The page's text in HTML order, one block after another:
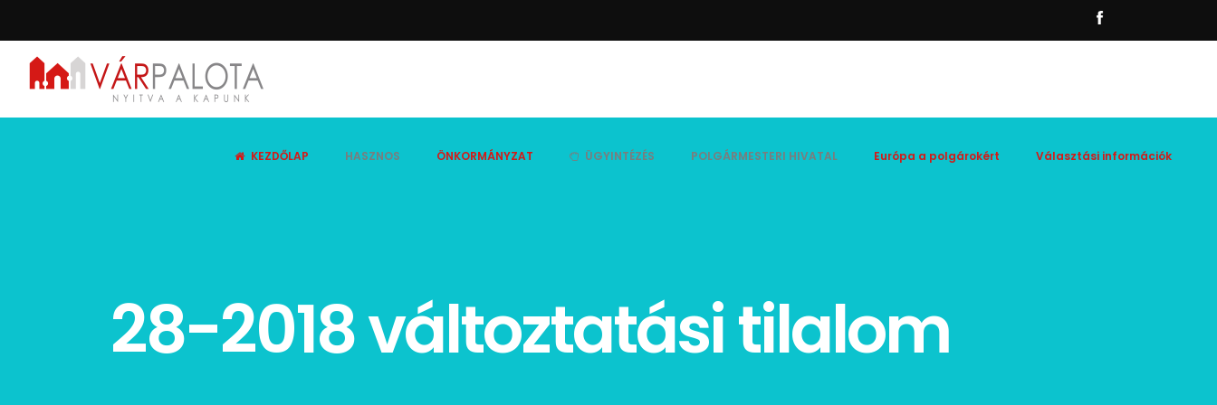
KEZDŐLAP HASZNOS ÖNKORMÁNYZAT ÜGYINTÉZÉS POLGÁRMESTERI HIVATAL Európa a polgárokért Választási információk
28-2018 változtatási tilalom